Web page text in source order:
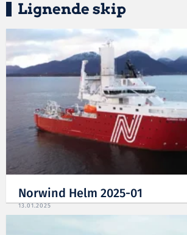
Lignende skip
Norwind Helm 2025-01
13.01.2025